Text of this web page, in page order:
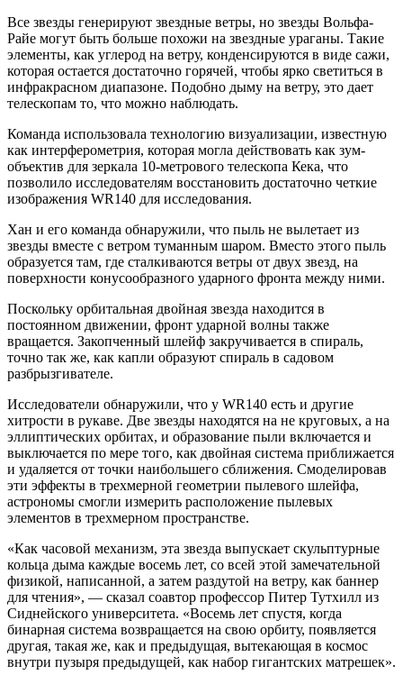
Все звезды генерируют звездные ветры, но звезды Вольфа-
Райе могут быть больше похожи на звездные ураганы. Такие
элементы, как углерод на ветру, конденсируются в виде сажи,
которая остается достаточно горячей, чтобы ярко светиться в
инфракрасном диапазоне. Подобно дыму на ветру, это дает
телескопам то, что можно наблюдать.
Команда использовала технологию визуализации, известную
как интерферометрия, которая могла действовать как зум-
объектив для зеркала 10-метрового телескопа Кека, что
позволило исследователям восстановить достаточно четкие
изображения WR140 для исследования.
Хан и его команда обнаружили, что пыль не вылетает из
звезды вместе с ветром туманным шаром. Вместо этого пыль
образуется там, где сталкиваются ветры от двух звезд, на
поверхности конусообразного ударного фронта между ними.
Поскольку орбитальная двойная звезда находится в
постоянном движении, фронт ударной волны также
вращается. Закопченный шлейф закручивается в спираль,
точно так же, как капли образуют спираль в садовом
разбрызгивателе.
Исследователи обнаружили, что у WR140 есть и другие
хитрости в рукаве. Две звезды находятся на не круговых, а на
эллиптических орбитах, и образование пыли включается и
выключается по мере того, как двойная система приближается
и удаляется от точки наибольшего сближения. Смоделировав
эти эффекты в трехмерной геометрии пылевого шлейфа,
астрономы смогли измерить расположение пылевых
элементов в трехмерном пространстве.
«Как часовой механизм, эта звезда выпускает скульптурные
кольца дыма каждые восемь лет, со всей этой замечательной
физикой, написанной, а затем раздутой на ветру, как баннер
для чтения», — сказал соавтор профессор Питер Тутхилл из
Сиднейского университета. «Восемь лет спустя, когда
бинарная система возвращается на свою орбиту, появляется
другая, такая же, как и предыдущая, вытекающая в космос
внутри пузыря предыдущей, как набор гигантских матрешек».